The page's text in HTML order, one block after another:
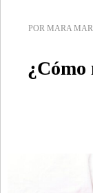
POR MARA